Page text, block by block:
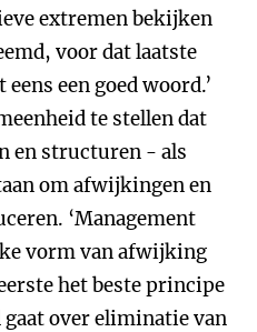
extremen bekijken
voor dat laatste
een goed woord.’
te stellen dat
en structuren - als
om afwijkingen en
‘Management
vorm van afwijking
het beste principe
over eliminatie van